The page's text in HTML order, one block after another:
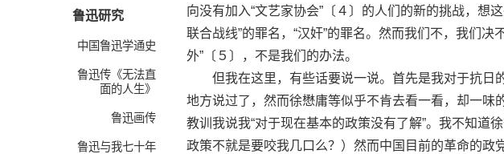
鲁迅研究
中国鲁迅学通史
鲁迅传《无法直
面的人生》
鲁迅画传
鲁迅与我七十年
向没有加入“文艺家协会”〔４〕的人们的新的挑战，想
联合战线”的罪名，“汉奸”的罪名。然而我们不，我们
外”〔５〕，不是我们的办法。
但我在这里，有些话要说一说。首先是我对于抗日
地方说过了，然而徐懋庸等似乎不肯去看一看，却一味
教训我说我“对于现在基本的政策没有了解”。我不知道
政策不就是要咬我几口么？）然而中国目前的革命的政党·